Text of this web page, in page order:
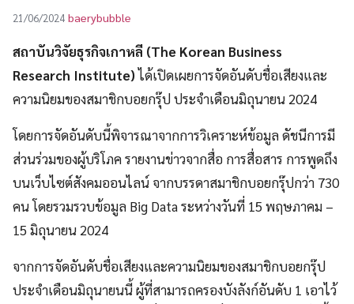
21/06/2024 baerybubble
สถาบันวิจัยธุรกิจเกาหลี (The Korean Business
Research Institute)ได้เปิดเผยการจัดอันดับชื่อเสียงและ
ความนิยมของสมาชิกบอยกรุ๊ป ประจำเดือนมิถุนายน 2024
โดยการจัดอันดับนี้พิจารณาจากการวิเคราะห์ข้อมูล ดัชนีการมี
ส่วนร่วมของผู้บริโภค รายงานข่าวจากสื่อ การสื่อสาร การพูดถึง
บนเว็บไซต์สังคมออนไลน์ จากบรรดาสมาชิกบอยกรุ๊ปกว่า 730
คน โดยรวมรวบข้อมูล Big Data ระหว่างวันที่ 15 พฤษภาคม –
15 มิถุนายน 2024
จากการจัดอันดับชื่อเสียงและความนิยมของสมาชิกบอยกรุ๊ป
ประจำเดือนมิถุนายนนี้ ผู้ที่สามารถครองบังลังก์อันดับ 1 เอาไว้